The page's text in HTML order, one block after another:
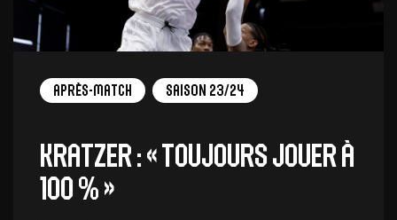
Après-match Saison 23/24
Kratzer : « Toujours jouer à
100 % »